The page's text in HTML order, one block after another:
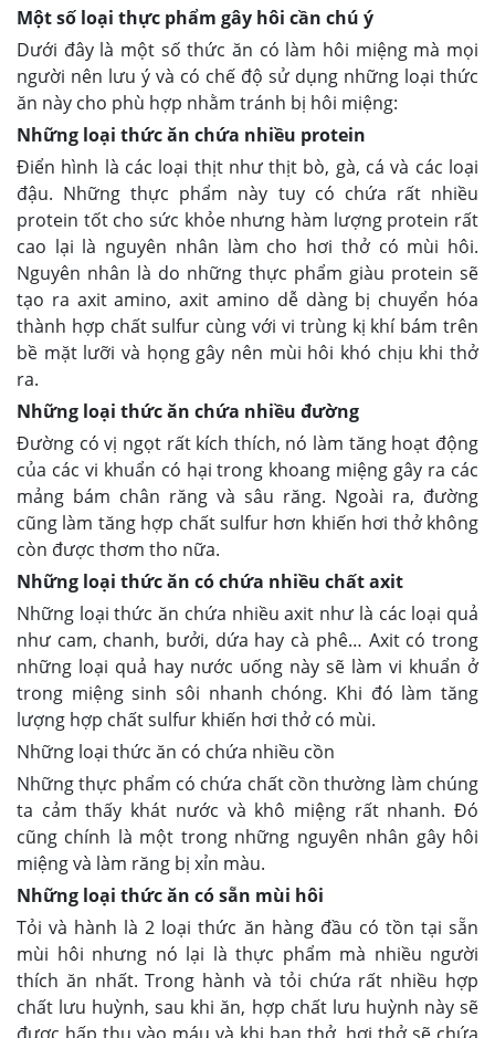
Một số loại thực phẩm gây hôi cần chú ý
Dưới đây là một số thức ăn có làm hôi miệng mà mọi
người nên lưu ý và có chế độ sử dụng những loại thức
ăn này cho phù hợp nhằm tránh bị hôi miệng:
Những loại thức ăn chứa nhiều protein
Điển hình là các loại thịt như thịt bò, gà, cá và các loại
đậu. Những thực phẩm này tuy có chứa rất nhiều
protein tốt cho sức khỏe nhưng hàm lượng protein rất
cao lại là nguyên nhân làm cho hơi thở có mùi hôi.
Nguyên nhân là do những thực phẩm giàu protein sẽ
tạo ra axit amino, axit amino dễ dàng bị chuyển hóa
thành hợp chất sulfur cùng với vi trùng kị khí bám trên
bề mặt lưỡi và họng gây nên mùi hôi khó chịu khi thở
ra.
Những loại thức ăn chứa nhiều đường
Đường có vị ngọt rất kích thích, nó làm tăng hoạt động
của các vi khuẩn có hại trong khoang miệng gây ra các
mảng bám chân răng và sâu răng. Ngoài ra, đường
cũng làm tăng hợp chất sulfur hơn khiến hơi thở không
còn được thơm tho nữa.
Những loại thức ăn có chứa nhiều chất axit
Những loại thức ăn chứa nhiều axit như là các loại quả
như cam, chanh, bưởi, dứa hay cà phê… Axit có trong
những loại quả hay nước uống này sẽ làm vi khuẩn ở
trong miệng sinh sôi nhanh chóng. Khi đó làm tăng
lượng hợp chất sulfur khiến hơi thở có mùi.
Những loại thức ăn có chứa nhiều cồn
Những thực phẩm có chứa chất cồn thường làm chúng
ta cảm thấy khát nước và khô miệng rất nhanh. Đó
cũng chính là một trong những nguyên nhân gây hôi
miệng và làm răng bị xỉn màu.
Những loại thức ăn có sẵn mùi hôi
Tỏi và hành là 2 loại thức ăn hàng đầu có tồn tại sẵn
mùi hôi nhưng nó lại là thực phẩm mà nhiều người
thích ăn nhất. Trong hành và tỏi chứa rất nhiều hợp
chất lưu huỳnh, sau khi ăn, hợp chất lưu huỳnh này sẽ